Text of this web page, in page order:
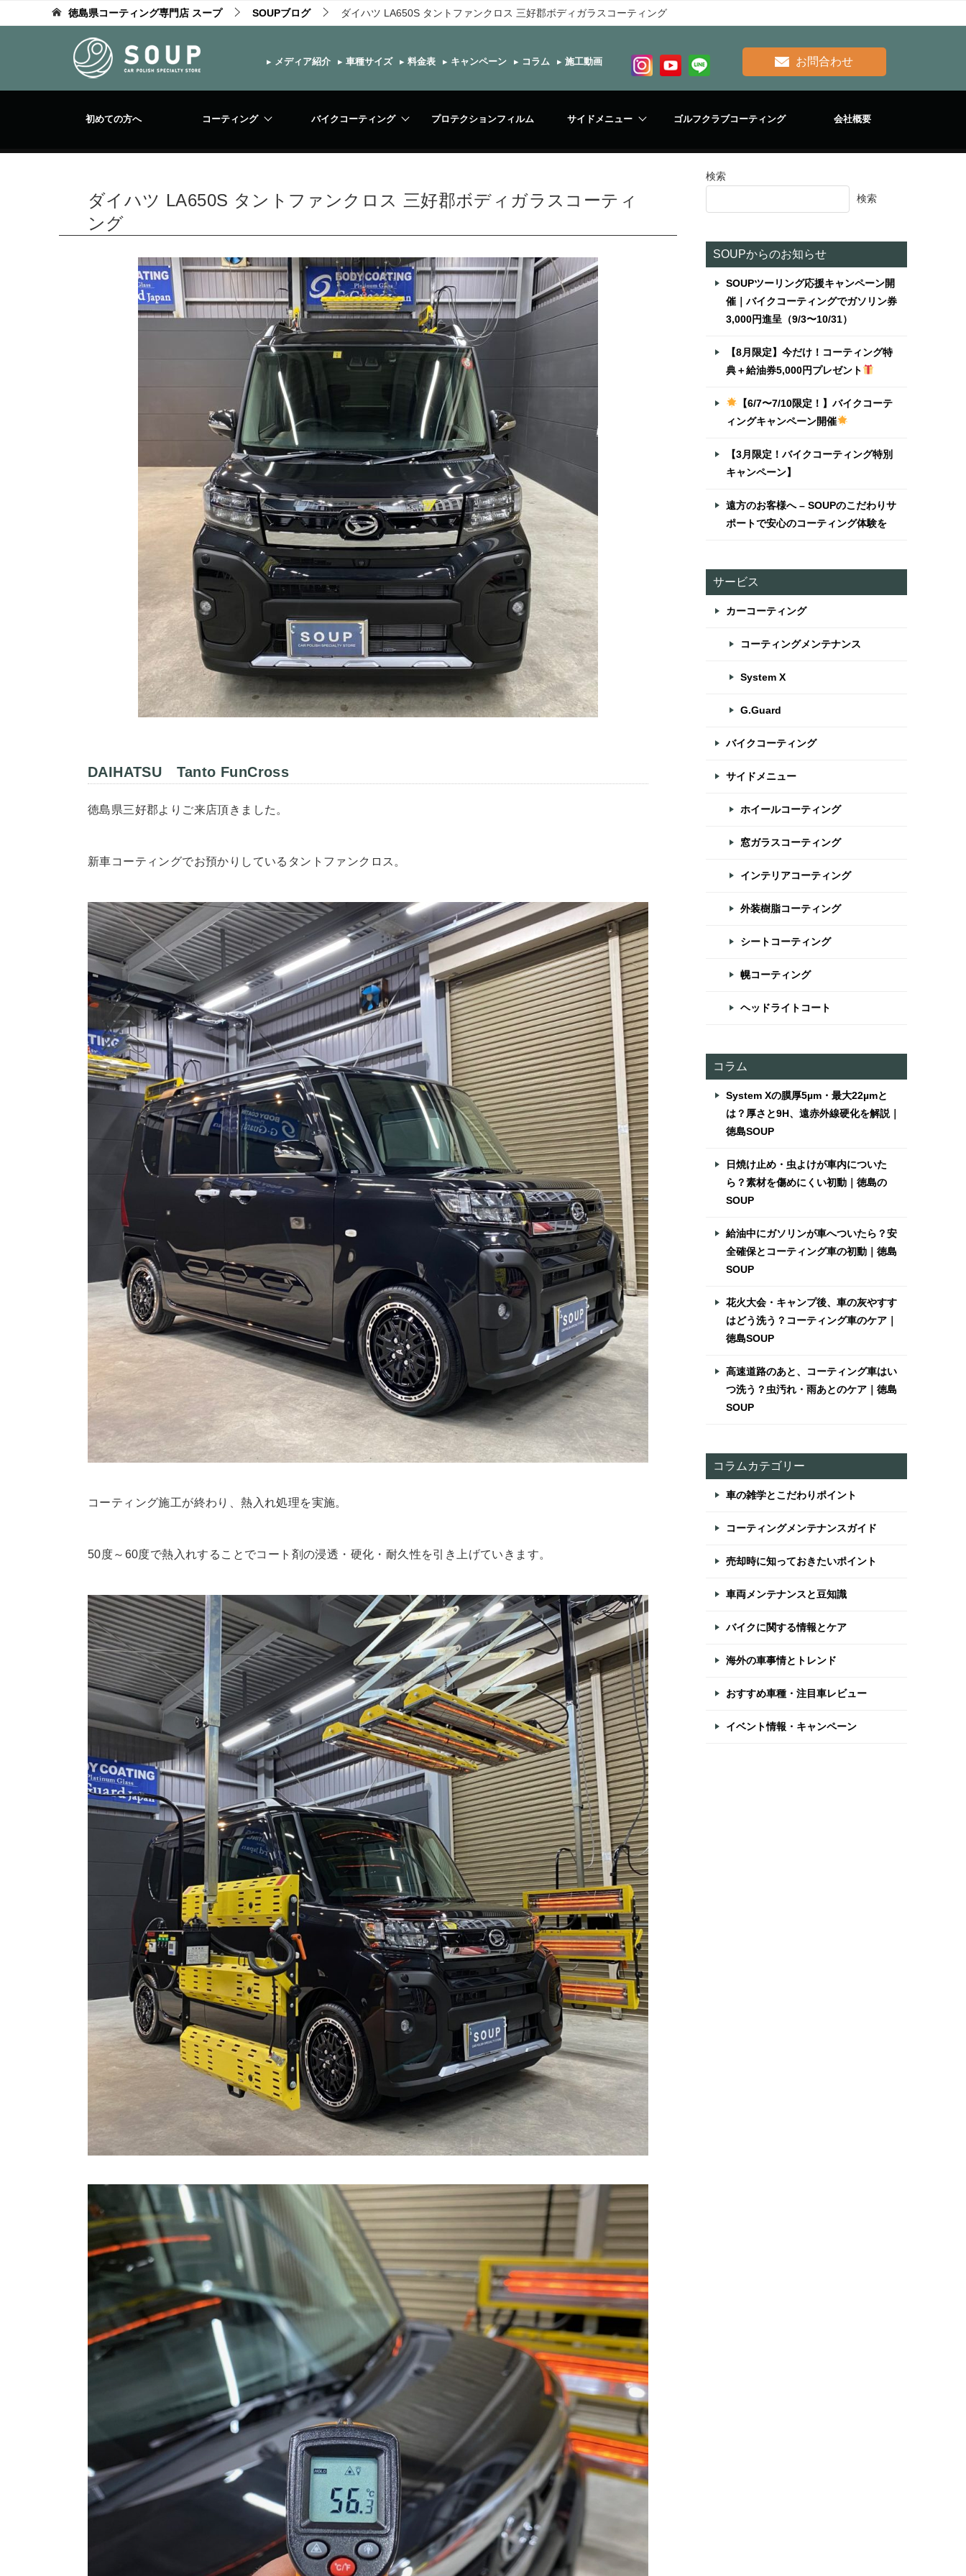
徳島県コーティング専門店 スープ SOUPブログ ダイハツ LA650S タントファンクロス 三好郡ボディガラスコーティング
▸ メディア紹介 ▸ 車種サイズ ▸ 料金表 ▸ キャンペーン ▸ コラム ▸ 施工動画 お問合わせ
初めての方へ コーティング バイクコーティング プロテクションフィルム サイドメニュー ゴルフクラブコーティング 会社概要
ダイハツ LA650S タントファンクロス 三好郡ボディガラスコーティ
ング
DAIHATSU Tanto FunCross
徳島県三好郡よりご来店頂きました。
新車コーティングでお預かりしているタントファンクロス。
コーティング施工が終わり、熱入れ処理を実施。
50度～60度で熱入れすることでコート剤の浸透・硬化・耐久性を引き上げていきます。
検索
検索
SOUPからのお知らせ
SOUPツーリング応援キャンペーン開
催｜バイクコーティングでガソリン券
3,000円進呈（9/3〜10/31）
【8月限定】今だけ！コーティング特
典＋給油券5,000円プレゼント
【6/7〜7/10限定！】バイクコーテ
ィングキャンペーン開催
【3月限定！バイクコーティング特別
キャンペーン】
遠方のお客様へ – SOUPのこだわりサ
ポートで安心のコーティング体験を
サービス
カーコーティング
コーティングメンテナンス
System X
G.Guard
バイクコーティング
サイドメニュー
ホイールコーティング
窓ガラスコーティング
インテリアコーティング
外装樹脂コーティング
シートコーティング
幌コーティング
ヘッドライトコート
コラム
System Xの膜厚5µm・最大22µmと
は？厚さと9H、遠赤外線硬化を解説｜
徳島SOUP
日焼け止め・虫よけが車内についた
ら？素材を傷めにくい初動｜徳島の
SOUP
給油中にガソリンが車へついたら？安
全確保とコーティング車の初動｜徳島
SOUP
花火大会・キャンプ後、車の灰やすす
はどう洗う？コーティング車のケア｜
徳島SOUP
高速道路のあと、コーティング車はい
つ洗う？虫汚れ・雨あとのケア｜徳島
SOUP
コラムカテゴリー
車の雑学とこだわりポイント
コーティングメンテナンスガイド
売却時に知っておきたいポイント
車両メンテナンスと豆知識
バイクに関する情報とケア
海外の車事情とトレンド
おすすめ車種・注目車レビュー
イベント情報・キャンペーン